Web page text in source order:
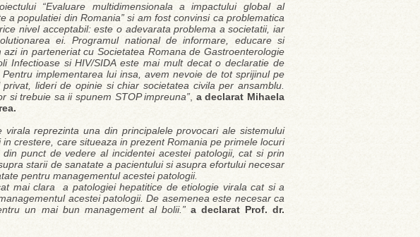
“Evaluare multidimensionala a impactului global al
a populatiei din Romania” si am fost convinsi ca problematica
nivel acceptabil: este o adevarata problema a societatii, iar
ei. Programul national de informare, educare si
azi in parteneriat cu Societatea Romana de Gastroenterologie
Infectioase si HIV/SIDA este mai mult decat o declaratie de
implementarea lui insa, avem nevoie de tot sprijinul pe
lideri de opinie si chiar societatea civila per ansamblu.
si trebuie sa ii spunem STOP impreuna” a declarat Mihaela
virala reprezinta una din principalele provocari ale sistemului
crestere, care situeaza in prezent Romania pe primele locuri
punct de vedere al incidentei acestei patologii, cat si prin
starii de sanatate a pacientului si asupra efortului necesar
pentru managementul acestei patologii.
mai clara a patologiei hepatitice de etiologie virala cat si a
acestei patologii. De asemenea este necesar ca
un mai bun management al bolii.” a declarat Prof. dr.